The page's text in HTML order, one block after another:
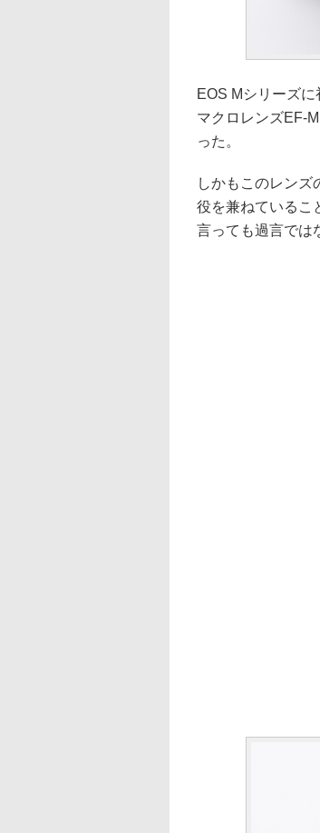
EOS Mシリーズ
マクロレンズEF-
った。
しかもこのレンズ
役を兼ねているこ
言っても過言では